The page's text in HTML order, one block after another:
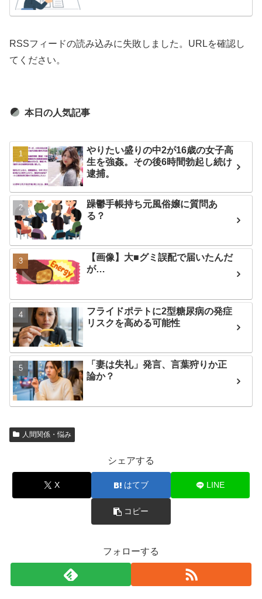
RSSフィードの読み込みに失敗しました。URLを確認し
てください。
本日の人気記事
やりたい盛りの中2が16歳の女子高
生を強姦。その後6時間勃起し続け
逮捕。
躁鬱手帳持ち元風俗嬢に質問あ
る？
【画像】大■グミ誤配で届いたんだ
が…
フライドポテトに2型糖尿病の発症
リスクを高める可能性
「妻は失礼」発言、言葉狩りか正
論か？
人間関係・悩み
シェアする
X はてブ LINE
コピー
フォローする